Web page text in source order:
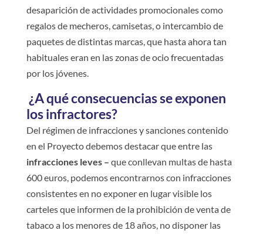
desaparición de actividades promocionales como
regalos de mecheros, camisetas, o intercambio de
paquetes de distintas marcas, que hasta ahora tan
habituales eran en las zonas de ocio frecuentadas
por los jóvenes.
¿A qué consecuencias se exponen
los infractores?
Del régimen de infracciones y sanciones contenido
en el Proyecto debemos destacar que entre las
infracciones leves – que conllevan multas de hasta
600 euros, podemos encontrarnos con infracciones
consistentes en no exponer en lugar visible los
carteles que informen de la prohibición de venta de
tabaco a los menores de 18 años, no disponer las